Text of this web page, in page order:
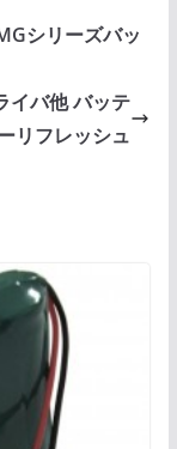
シリーズバッ
イバ他 バッテ
リフレッシュ